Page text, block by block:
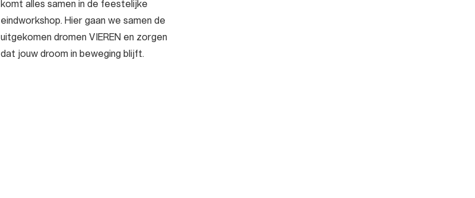
komt alles samen in de feestelijke
eindworkshop. Hier gaan we samen de
uitgekomen dromen VIEREN en zorgen
dat jouw droom in beweging blijft.